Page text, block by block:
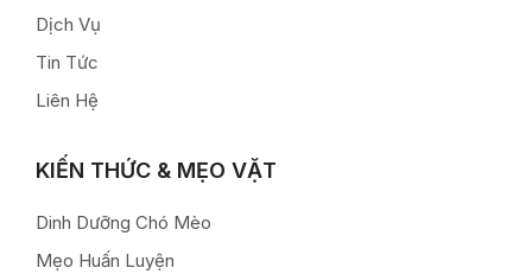
Dịch Vụ
Tin Tức
Liên Hệ
KIẾN THỨC & MẸO VẶT
Dinh Dưỡng Chó Mèo
Mẹo Huấn Luyện